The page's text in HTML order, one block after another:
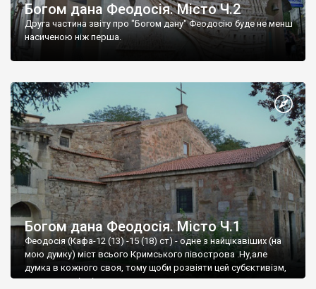
Богом дана Феодосія. Місто Ч.2
Друга частина звіту про "Богом дану" Феодосію буде не менш
насиченою ніж перша.
Богом дана Феодосія. Місто Ч.1
Феодосія (Кафа-12 (13) -15 (18) ст) - одне з найцікавіших (на
мою думку) міст всього Кримського півострова .Ну,але
думка в кожного своя, тому щоби розвіяти цей субєктивізм,
запрошую відвідати це